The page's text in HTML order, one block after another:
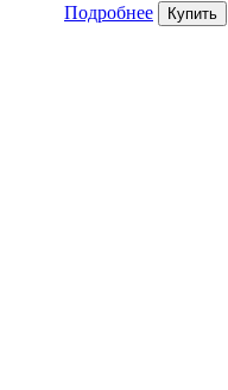
Подробнее